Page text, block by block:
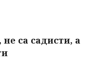
са садисти, а